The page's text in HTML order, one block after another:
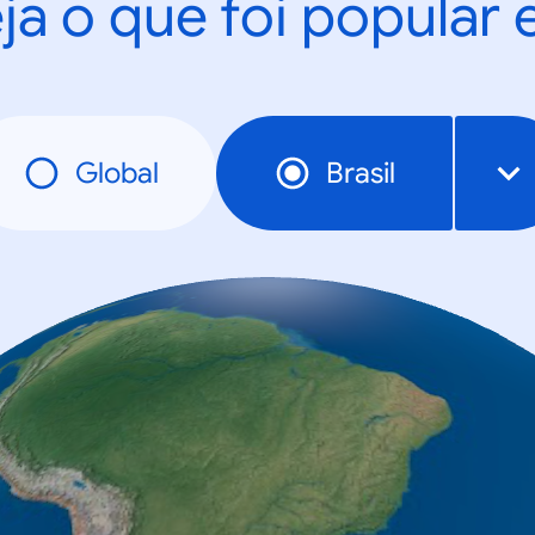
o que foi popular
Global Brasil